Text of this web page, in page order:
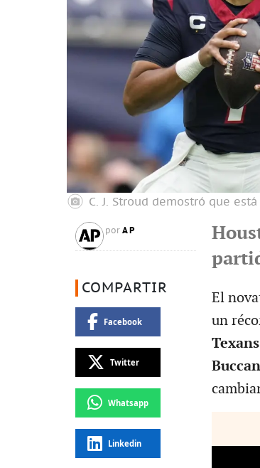
C. J. Stroud demostró que
por AP
COMPARTIR
Facebook
Twitter
Whatsapp
Linkedin
El
un